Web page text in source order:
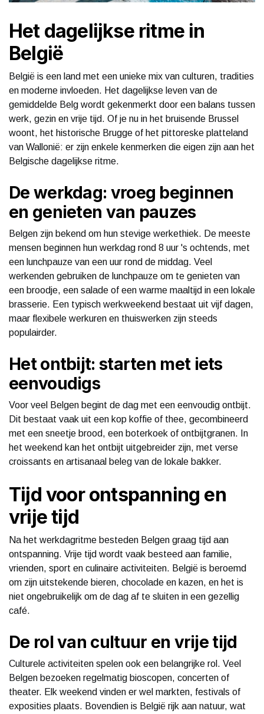
Het dagelijkse ritme in
België
België is een land met een unieke mix van culturen, tradities
en moderne invloeden. Het dagelijkse leven van de
gemiddelde Belg wordt gekenmerkt door een balans tussen
werk, gezin en vrije tijd. Of je nu in het bruisende Brussel
woont, het historische Brugge of het pittoreske platteland
van Wallonië: er zijn enkele kenmerken die eigen zijn aan het
Belgische dagelijkse ritme.
De werkdag: vroeg beginnen
en genieten van pauzes
Belgen zijn bekend om hun stevige werkethiek. De meeste
mensen beginnen hun werkdag rond 8 uur 's ochtends, met
een lunchpauze van een uur rond de middag. Veel
werkenden gebruiken de lunchpauze om te genieten van
een broodje, een salade of een warme maaltijd in een lokale
brasserie. Een typisch werkweekend bestaat uit vijf dagen,
maar flexibele werkuren en thuiswerken zijn steeds
populairder.
Het ontbijt: starten met iets
eenvoudigs
Voor veel Belgen begint de dag met een eenvoudig ontbijt.
Dit bestaat vaak uit een kop koffie of thee, gecombineerd
met een sneetje brood, een boterkoek of ontbijtgranen. In
het weekend kan het ontbijt uitgebreider zijn, met verse
croissants en artisanaal beleg van de lokale bakker.
Tijd voor ontspanning en
vrije tijd
Na het werkdagritme besteden Belgen graag tijd aan
ontspanning. Vrije tijd wordt vaak besteed aan familie,
vrienden, sport en culinaire activiteiten. België is beroemd
om zijn uitstekende bieren, chocolade en kazen, en het is
niet ongebruikelijk om de dag af te sluiten in een gezellig
café.
De rol van cultuur en vrije tijd
Culturele activiteiten spelen ook een belangrijke rol. Veel
Belgen bezoeken regelmatig bioscopen, concerten of
theater. Elk weekend vinden er wel markten, festivals of
exposities plaats. Bovendien is België rijk aan natuur, wat